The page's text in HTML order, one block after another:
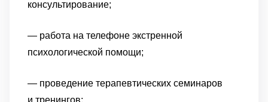
консультирование;
— работа на телефоне экстренной
психологической помощи;
— проведение терапевтических семинаров
и тренингов;